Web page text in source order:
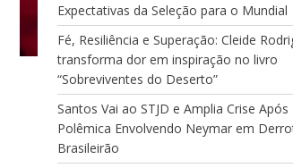
Expectativas da Seleção para o Mundial
Fé, Resiliência e Superação: Cleide
transforma dor em inspiração no livro
“Sobreviventes do Deserto”
Santos Vai ao STJD e Amplia Crise Após
Polêmica Envolvendo Neymar em
Brasileirão